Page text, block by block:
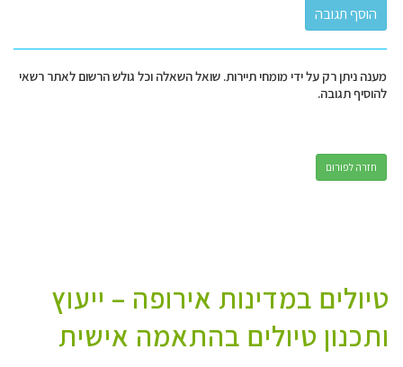
מענה ניתן רק על ידי מומחי תיירות. שואל השאלה וכל גולש הרשום לאתר רשאי
להוסיף תגובה.
חזרה לפורום
טיולים במדינות אירופה – ייעוץ
ותכנון טיולים בהתאמה אישית